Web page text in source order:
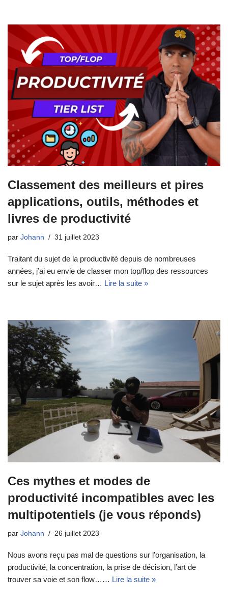
Classement des meilleurs et pires
applications, outils, méthodes et
livres de productivité
par Johann 31 juillet 2023
Traitant du sujet de la productivité depuis de nombreuses
années, j’ai eu envie de classer mon top/flop des ressources
sur le sujet après les avoir… Lire la suite »
Ces mythes et modes de
productivité incompatibles avec les
multipotentiels (je vous réponds)
par Johann 26 juillet 2023
Nous avons reçu pas mal de questions sur l’organisation, la
productivité, la concentration, la prise de décision, l’art de
trouver sa voie et son flow…… Lire la suite »